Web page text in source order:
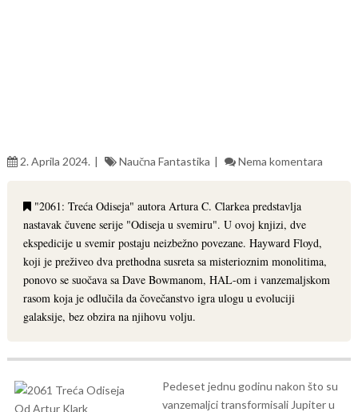
2. Aprila 2024. Naučna Fantastika Nema komentara
"2061: Treća Odiseja" autora Artura C. Clarkea predstavlja
nastavak čuvene serije "Odiseja u svemiru". U ovoj knjizi, dve
ekspedicije u svemir postaju neizbežno povezane. Hayward Floyd,
koji je preživeo dva prethodna susreta sa misterioznim monolitima,
ponovo se suočava sa Dave Bowmanom, HAL-om i vanzemaljskom
rasom koja je odlučila da čovečanstvo igra ulogu u evoluciji
galaksije, bez obzira na njihovu volju.
Pedeset jednu godinu nakon što su
vanzemaljci transformisali Jupiter u